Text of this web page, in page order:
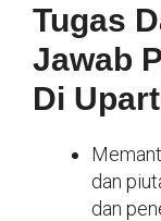
Tugas
Jawab
Di
dan
dan